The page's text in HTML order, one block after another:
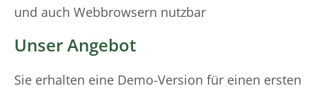
und auch Webbrowsern nutzbar
Unser Angebot
Sie erhalten eine Demo-Version für einen ersten